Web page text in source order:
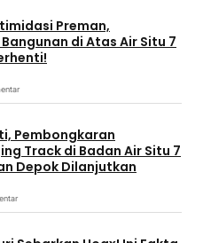
Preman,
di Atas Air Situ 7
Pembongkaran
Track di Badan Air Situ 7
Depok Dilanjutkan